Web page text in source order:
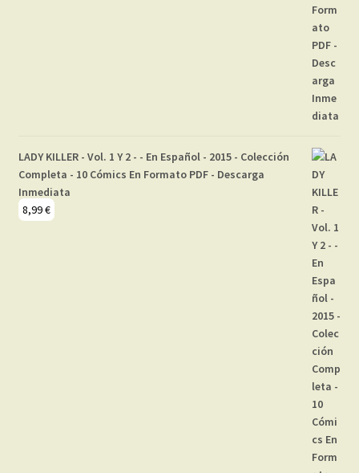
LADY KILLER - Vol. 1 Y 2 - - En Español - 2015 - Colección
Completa - 10 Cómics En Formato PDF - Descarga
Inmediata
8,99€